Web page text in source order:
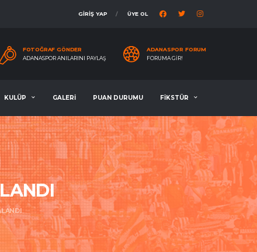
GİRİŞ YAP ÜYE OL
FOTOĞRAF GÖNDER
ADANASPOR ANILARINI PAYLAŞ
ADANASPOR FORUM
FORUMA GIR!
KULÜP GALERİ PUAN DURUMU FİKSTÜR